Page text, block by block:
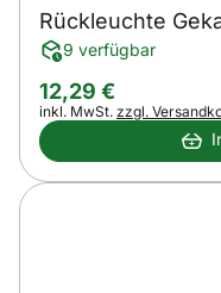
Rückleuchte
9 verfügbar
12,29 €
Steuerhinweis:
inkl. MwSt. zzgl.